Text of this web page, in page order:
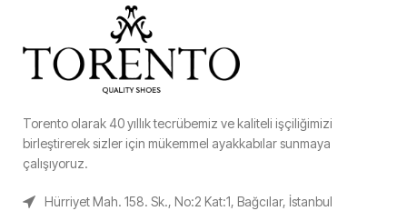
Torento olarak 40 yıllık tecrübemiz ve kaliteli işçiliğimizi
birleştirerek sizler için mükemmel ayakkabılar sunmaya
çalışıyoruz.
Hürriyet Mah. 158. Sk., No:2 Kat:1, Bağcılar, İstanbul